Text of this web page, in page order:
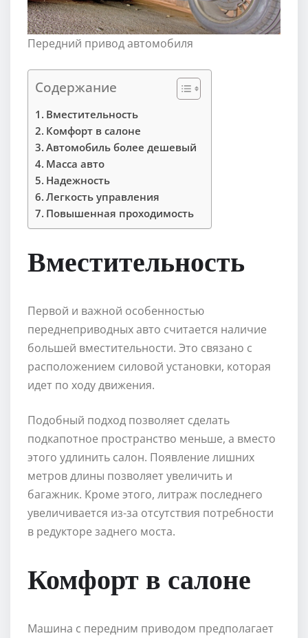
Передний привод автомобиля
Содержание
Вместительность
Комфорт в салоне
Автомобиль более дешевый
Масса авто
Надежность
Легкость управления
Повышенная проходимость
Вместительность
Первой и важной особенностью
переднеприводных авто считается наличие
большей вместительности. Это связано с
расположением силовой установки, которая
идет по ходу движения.
Подобный подход позволяет сделать
подкапотное пространство меньше, а вместо
этого удлинить салон. Появление лишних
метров длины позволяет увеличить и
багажник. Кроме этого, литраж последнего
увеличивается из-за отсутствия потребности
в редукторе заднего моста.
Комфорт в салоне
Машина с передним приводом предполагает